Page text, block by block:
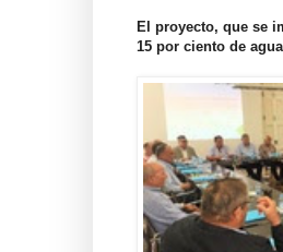
El proyecto, que se
15 por ciento de